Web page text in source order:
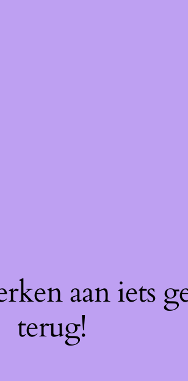
aan iets
terug!